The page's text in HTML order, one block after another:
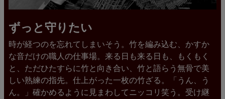
ずっと守りたい
時が経つのを忘れてしまいそう。竹を編み込む、かすか
な音だけの職人の仕事場。来る日も来る日も、もくもく
と、ただひたすらに竹と向き合い、竹と語らう無骨で美
しい熟練の指先。仕上がった一枚の竹ざる。「うん、う
ん。」確かめるように見まわしてニッコリ笑う。受け継